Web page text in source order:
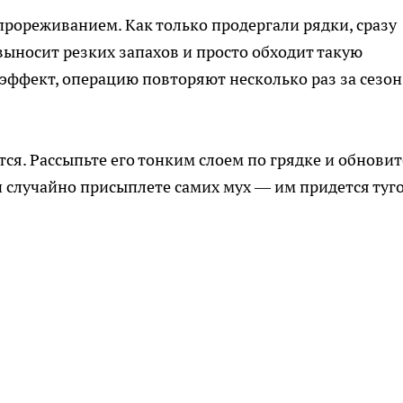
Как только продергали рядки, сразу
резких запахов и просто обходит такую
операцию повторяют несколько раз за
Рассыпьте его тонким слоем по грядке и
случайно присыплете самих мух — им придется